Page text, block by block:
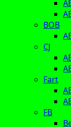
BOB
CJ
Fart
FB